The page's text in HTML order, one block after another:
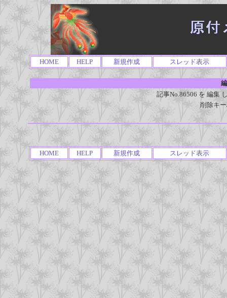
HOME HELP 新規作成 スレッド表示
記事No.86506 を 編集
削除キ
HOME HELP 新規作成 スレッド表示